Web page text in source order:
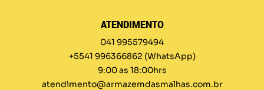
ATENDIMENTO
041 995579494
+5541 996366862 (WhatsApp)
9:00 as 18:00hrs
atendimento@armazemdasmalhas.com.br